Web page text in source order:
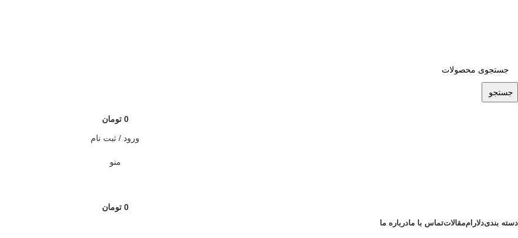
جستجو
0 تومان
ورود / ثبت نام
منو
0 تومان
دسته بندیدلاراممقالاتتماس با مادرباره ما